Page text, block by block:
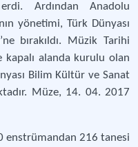
Ardından Anadolu
yönetimi, Türk Dünyası
bırakıldı. Müzik Tarihi
alanda kurulu olan
Bilim Kültür ve Sanat
Müze, 14. 04. 2017
enstrümandan 216 tanesi